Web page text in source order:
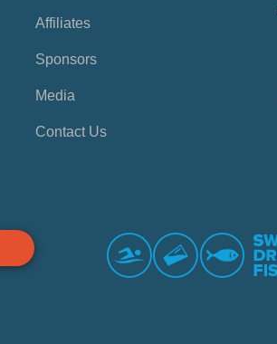
Affiliates
Sponsors
Media
Contact Us